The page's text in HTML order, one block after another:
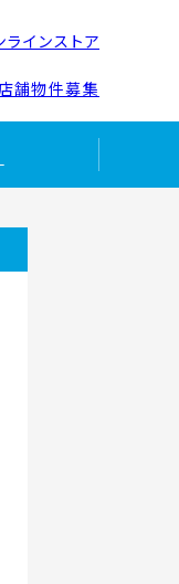
ラインストア
舗物件募集